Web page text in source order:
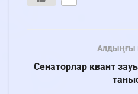
Алдыңғы
Сенаторлар квант